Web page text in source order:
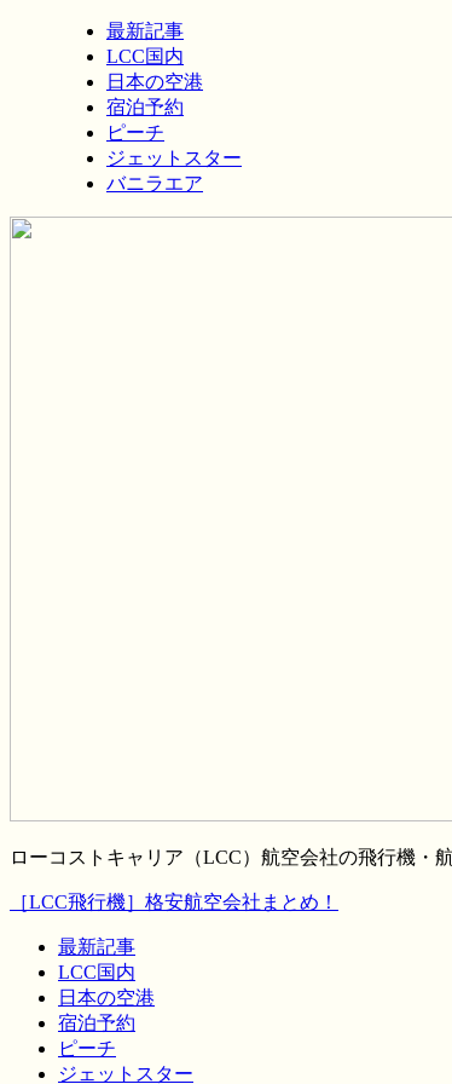
最新記事
LCC国内
日本の空港
宿泊予約
ピーチ
ジェットスター
バニラエア
ローコストキャリア（LCC）航空会社の飛行機・
［LCC飛行機］格安航空会社まとめ！
最新記事
LCC国内
日本の空港
宿泊予約
ピーチ
ジェットスター